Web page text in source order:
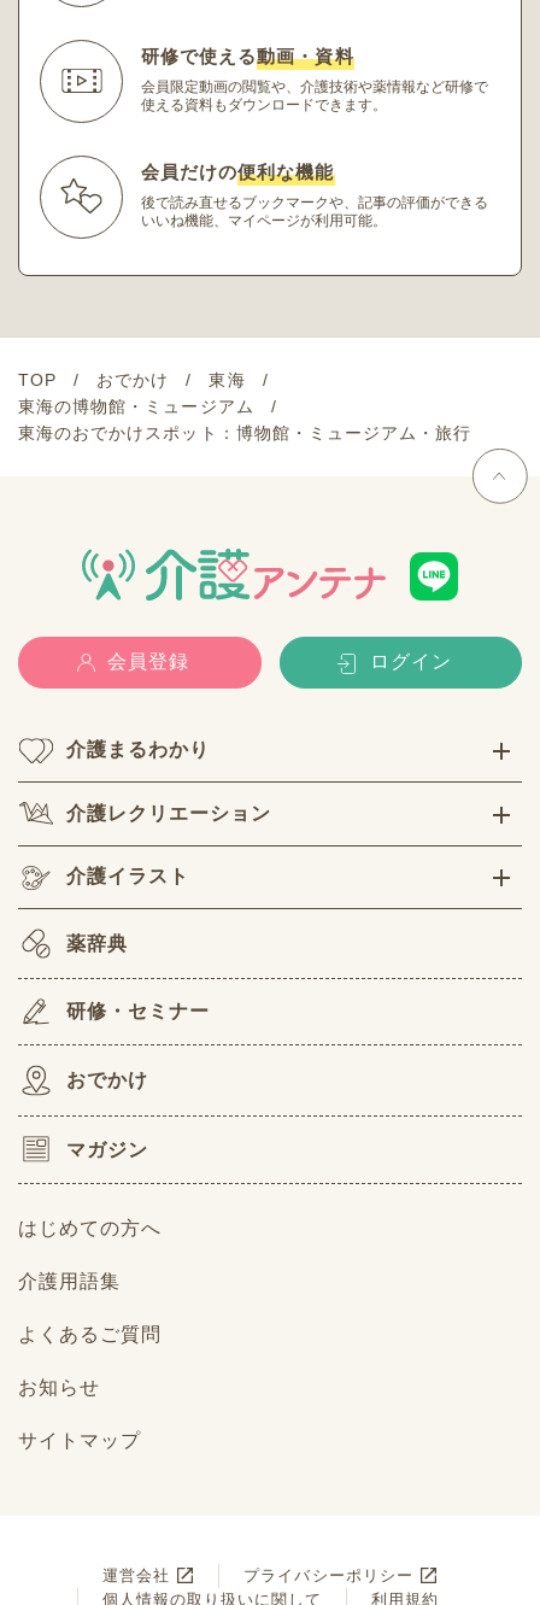
研修で使える動画・資料
会員限定動画の閲覧や、介護技術や薬情報など研修で
使える資料もダウンロードできます。
会員だけの便利な機能
後で読み直せるブックマークや、記事の評価ができる
いいね機能、マイページが利用可能。
TOP おでかけ
東海
東海の博物館・ミュージアム
東海のおでかけスポット：博物館・ミュージアム・旅行
会員登録 ログイン
介護まるわかり
介護レクリエーション
介護イラスト
薬辞典
研修・セミナー
おでかけ
マガジン
はじめての方へ
介護用語集
よくあるご質問
お知らせ
サイトマップ
運営会社
プライバシーポリシー
個人情報の取り扱いに関して
利用規約